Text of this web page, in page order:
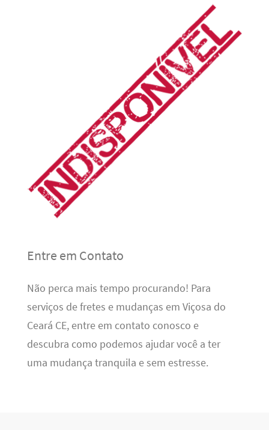
Entre em Contato
Não perca mais tempo procurando! Para
serviços de fretes e mudanças em Viçosa do
Ceará CE, entre em contato conosco e
descubra como podemos ajudar você a ter
uma mudança tranquila e sem estresse.